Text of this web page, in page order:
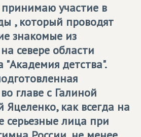
участие в
, который проводят
знакомые из
севере области
"Академия детства".
главе с Галиной
Яцеленко, как всегда на
серьезные лица при